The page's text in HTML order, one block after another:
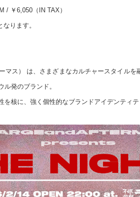
/ ￥6,050（IN TAX）
ります。
マス） は、さまざまなカルチャースタイルを
ル発のブランド。
を核に、強く個性的なブランドアイデンティ